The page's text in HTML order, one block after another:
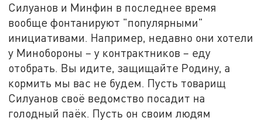
Силуанов и Минфин в последнее время
вообще фонтанируют "популярными"
инициативами. Например, недавно они хотели
у Минобороны – у контрактников – еду
отобрать. Вы идите, защищайте Родину, а
кормить мы вас не будем. Пусть товарищ
Силуанов своё ведомство посадит на
голодный паёк. Пусть он своим людям